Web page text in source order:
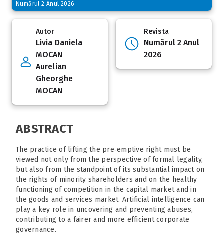
Numărul 2 Anul 2026
Autor
Livia Daniela
MOCAN
Aurelian
Gheorghe
MOCAN
Revista
Numărul 2 Anul
2026
ABSTRACT
The practice of lifting the pre‑emptive right must be
viewed not only from the perspective of formal legality,
but also from the standpoint of its substantial impact on
the rights of minority shareholders and on the healthy
functioning of competition in the capital market and in
the goods and services market. Artificial intelligence can
play a key role in uncovering and preventing abuses,
contributing to a fairer and more efficient corporate
governance.